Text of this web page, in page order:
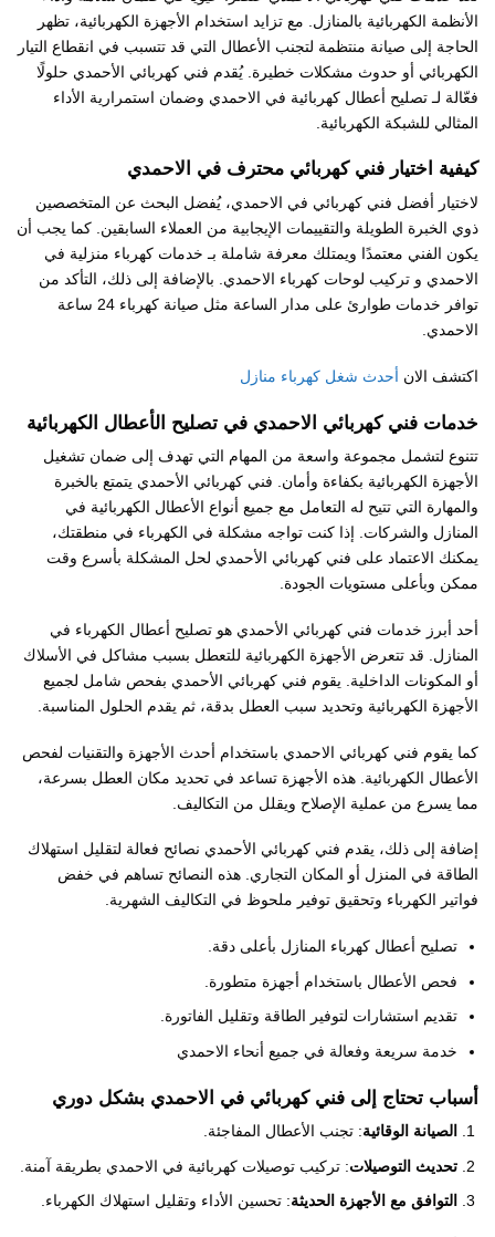
الأنظمة الكهربائية بالمنازل. مع تزايد استخدام الأجهزة الكهربائية، تظهر
الحاجة إلى صيانة منتظمة لتجنب الأعطال التي قد تتسبب في انقطاع التيار
الكهربائي أو حدوث مشكلات خطيرة. يُقدم فني كهربائي الأحمدي حلولًا
فعّالة لـ تصليح أعطال كهربائية في الاحمدي وضمان استمرارية الأداء
المثالي للشبكة الكهربائية.
كيفية اختيار فني كهربائي محترف في الاحمدي
لاختيار أفضل فني كهربائي في الاحمدي، يُفضل البحث عن المتخصصين
ذوي الخبرة الطويلة والتقييمات الإيجابية من العملاء السابقين. كما يجب أن
يكون الفني معتمدًا ويمتلك معرفة شاملة بـ خدمات كهرباء منزلية في
الاحمدي و تركيب لوحات كهرباء الاحمدي. بالإضافة إلى ذلك، التأكد من
توافر خدمات طوارئ على مدار الساعة مثل صيانة كهرباء 24 ساعة
الاحمدي.
اكتشف الان أحدث شغل كهرباء منازل
خدمات فني كهربائي الاحمدي في تصليح الأعطال الكهربائية
تتنوع لتشمل مجموعة واسعة من المهام التي تهدف إلى ضمان تشغيل
الأجهزة الكهربائية بكفاءة وأمان. فني كهربائي الأحمدي يتمتع بالخبرة
والمهارة التي تتيح له التعامل مع جميع أنواع الأعطال الكهربائية في
المنازل والشركات. إذا كنت تواجه مشكلة في الكهرباء في منطقتك،
يمكنك الاعتماد على فني كهربائي الأحمدي لحل المشكلة بأسرع وقت
ممكن وبأعلى مستويات الجودة.
أحد أبرز خدمات فني كهربائي الأحمدي هو تصليح أعطال الكهرباء في
المنازل. قد تتعرض الأجهزة الكهربائية للتعطل بسبب مشاكل في الأسلاك
أو المكونات الداخلية. يقوم فني كهربائي الأحمدي بفحص شامل لجميع
الأجهزة الكهربائية وتحديد سبب العطل بدقة، ثم يقدم الحلول المناسبة.
كما يقوم فني كهربائي الاحمدي باستخدام أحدث الأجهزة والتقنيات لفحص
الأعطال الكهربائية. هذه الأجهزة تساعد في تحديد مكان العطل بسرعة،
مما يسرع من عملية الإصلاح ويقلل من التكاليف.
إضافة إلى ذلك، يقدم فني كهربائي الأحمدي نصائح فعالة لتقليل استهلاك
الطاقة في المنزل أو المكان التجاري. هذه النصائح تساهم في خفض
فواتير الكهرباء وتحقيق توفير ملحوظ في التكاليف الشهرية.
تصليح أعطال كهرباء المنازل بأعلى دقة.
فحص الأعطال باستخدام أجهزة متطورة.
تقديم استشارات لتوفير الطاقة وتقليل الفاتورة.
خدمة سريعة وفعالة في جميع أنحاء الاحمدي
أسباب تحتاج إلى فني كهربائي في الاحمدي بشكل دوري
الصيانة الوقائية: تجنب الأعطال المفاجئة.
تحديث التوصيلات: تركيب توصيلات كهربائية في الاحمدي بطريقة آمنة.
التوافق مع الأجهزة الحديثة: تحسين الأداء وتقليل استهلاك الكهرباء.